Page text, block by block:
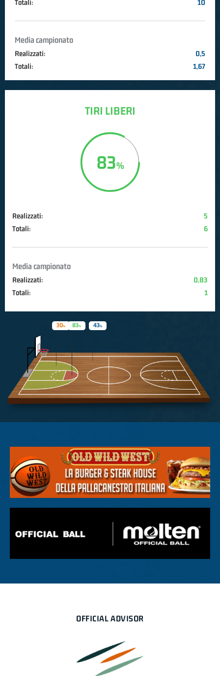
Totali: 10
Media campionato
Realizzati:
0,5
Totali:
1,67
TIRI LIBERI
83
Realizzati:
5
Totali:
6
Media campionato
Realizzati:
0,83
Totali:
1
83
30 43
OFFICIAL ADVISOR